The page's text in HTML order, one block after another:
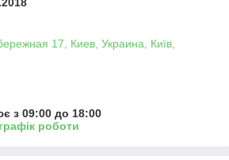
17, Киев, Украина, Київ,
з 09:00 до 18:00
роботи